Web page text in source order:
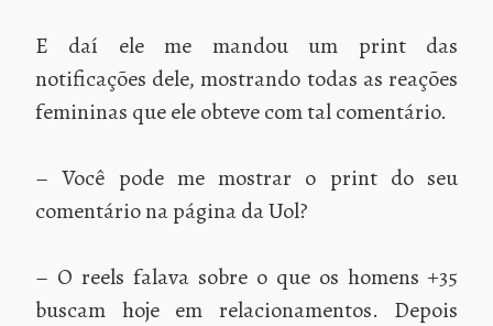
E daí ele me mandou um print das
notificações dele, mostrando todas as reações
femininas que ele obteve com tal comentário.
– Você pode me mostrar o print do seu
comentário na página da Uol?
– O reels falava sobre o que os homens +35
buscam hoje em relacionamentos. Depois